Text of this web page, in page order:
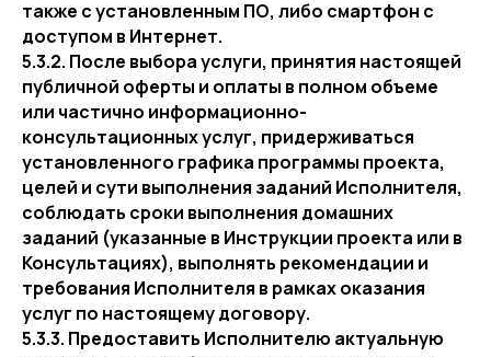
также с установленным ПО, либо смартфон с
доступом в Интернет.
5.3.2. После выбора услуги, принятия настоящей
публичной оферты и оплаты в полном объеме
или частично информационно-
консультационных услуг, придерживаться
установленного графика программы проекта,
целей и сути выполнения заданий Исполнителя,
соблюдать сроки выполнения домашних
заданий (указанные в Инструкции проекта или в
Консультациях), выполнять рекомендации и
требования Исполнителя в рамках оказания
услуг по настоящему договору.
5.3.3. Предоставить Исполнителю актуальную